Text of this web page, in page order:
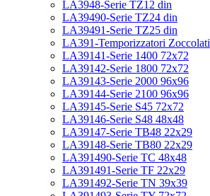
LA3948-Serie TZ12 din
LA39490-Serie TZ24 din
LA39491-Serie TZ25 din
LA391-Temporizzatori Zoccolati
LA39141-Serie 1400 72x72
LA39142-Serie 1800 72x72
LA39143-Serie 2000 96x96
LA39144-Serie 2100 96x96
LA39145-Serie S45 72x72
LA39146-Serie S48 48x48
LA39147-Serie TB48 22x29
LA39148-Serie TB80 22x29
LA391490-Serie TC 48x48
LA391491-Serie TF 22x29
LA391492-Serie TN 39x39